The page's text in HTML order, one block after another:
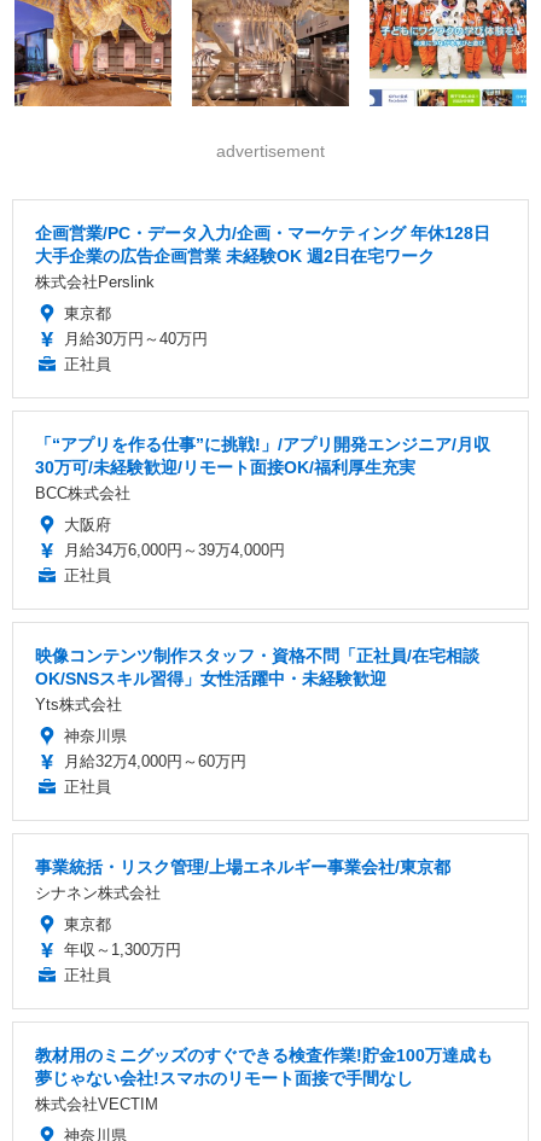
advertisement
企画営業/PC・データ入力/企画・マーケティング 年休128日
大手企業の広告企画営業 未経験OK 週2日在宅ワーク
株式会社Perslink
東京都
月給30万円～40万円
正社員
「“アプリを作る仕事”に挑戦!」/アプリ開発エンジニア/月収
30万可/未経験歓迎/リモート面接OK/福利厚生充実
BCC株式会社
大阪府
月給34万6,000円～39万4,000円
正社員
映像コンテンツ制作スタッフ・資格不問「正社員/在宅相談
OK/SNSスキル習得」女性活躍中・未経験歓迎
Yts株式会社
神奈川県
月給32万4,000円～60万円
正社員
事業統括・リスク管理/上場エネルギー事業会社/東京都
シナネン株式会社
東京都
年収～1,300万円
正社員
教材用のミニグッズのすぐできる検査作業!貯金100万達成も
夢じゃない会社!スマホのリモート面接で手間なし
株式会社VECTIM
神奈川県